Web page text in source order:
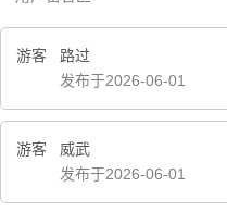
游客
路过
发布于2026-06-01
游客
威武
发布于2026-06-01